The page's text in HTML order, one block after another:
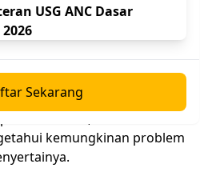
untuk menilai keadaan
abses tuboovarian yang
maupun kimia meskipun
diagnostik langsung
kemungkinan problem
USG ANC Dasar
Sekarang